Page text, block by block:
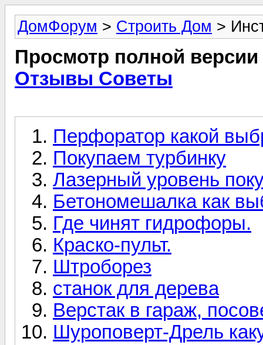
ДомФорум > Строить Дом >
Просмотр полной
Отзывы Советы
Перфоратор какой
Покупаем турбинку
Лазерный уровень
Бетономешалка как
Где чинят гидрофоры.
Краско-пульт.
Штроборез
станок для дерева
Верстак в гараж,
Шуроповерт-Дрель